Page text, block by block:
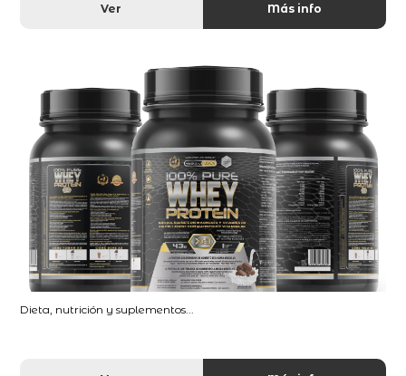
Ver Más info
Dieta, nutrición y suplementos...